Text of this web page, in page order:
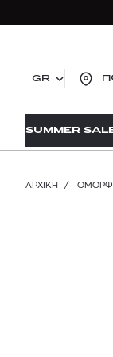
GR
SUMMER
ΑΡΧΙΚΉ /